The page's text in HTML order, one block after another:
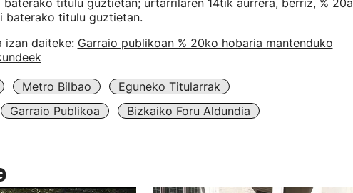
titulu guztietan; urtarrilaren 14tik aurrera, berriz, % 20a
baterako titulu guztietan.
izan daiteke: Garraio publikoan % 20ko hobaria mantenduko
Metro Bilbao
Eguneko Titularrak
Garraio Publikoa Bizkaiko Foru Aldundia